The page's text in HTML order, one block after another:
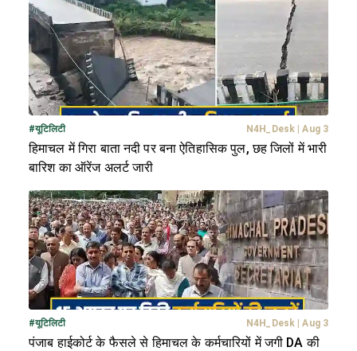
#यूटिलिटी N4H_Desk Aug 3
हिमाचल में गिरा बाता नदी पर बना ऐतिहासिक पुल, छह जिलों में भारी
बारिश का ऑरेंज अलर्ट जारी
#यूटिलिटी N4H_Desk Aug 3
पंजाब हाईकोर्ट के फैसले से हिमाचल के कर्मचारियों में जगी DA की